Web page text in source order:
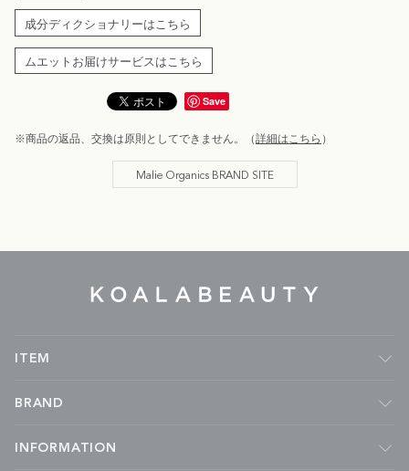
成分ディクショナリーはこちら
ムエットお届けサービスはこちら
Save
※商品の返品、交換は原則としてできません。（詳細はこちら ）
Malie Organics BRAND SITE
ITEM
フレグランス
キャンドル
BRAND
Malie Organics
INFORMATION